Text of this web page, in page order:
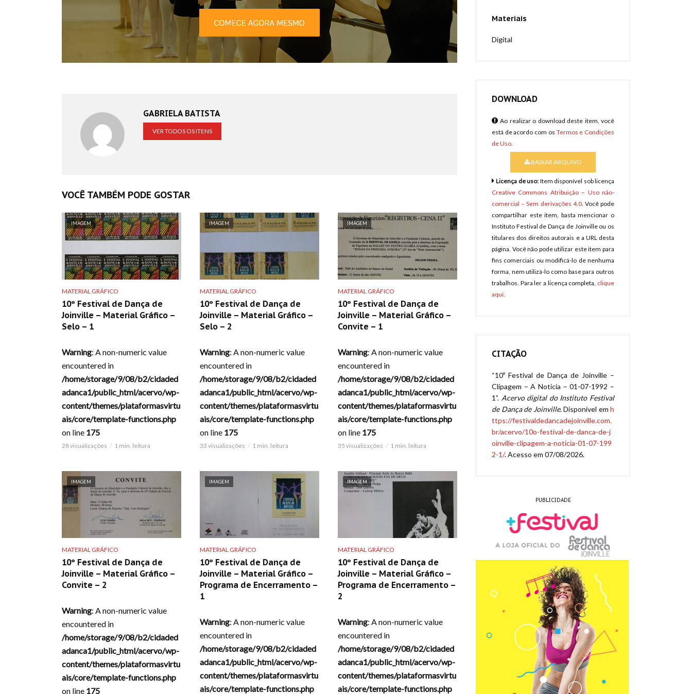
GABRIELA BATISTA
VER TODOS OS ITENS
VOCÊ TAMBÉM PODE GOSTAR
IMAGEM
MATERIAL GRÁFICO
10º Festival de Dança de
Joinville – Material Gráfico –
Selo – 1
Warning: A non-numeric value
encountered in
/home/storage/9/08/b2/cidaded
adanca1/public_html/acervo/wp-
content/themes/plataformasvirtu
ais/core/template-functions.php
on line 175
28 visualizações 1 min. leitura
IMAGEM
MATERIAL GRÁFICO
10º Festival de Dança de
Joinville – Material Gráfico –
Selo – 2
Warning: A non-numeric value
encountered in
/home/storage/9/08/b2/cidaded
adanca1/public_html/acervo/wp-
content/themes/plataformasvirtu
ais/core/template-functions.php
on line 175
33 visualizações 1 min. leitura
IMAGEM
MATERIAL GRÁFICO
10º Festival de Dança de
Joinville – Material Gráfico –
Convite – 1
Warning: A non-numeric value
encountered in
/home/storage/9/08/b2/cidaded
adanca1/public_html/acervo/wp-
content/themes/plataformasvirtu
ais/core/template-functions.php
on line 175
35 visualizações 1 min. leitura
IMAGEM
MATERIAL GRÁFICO
10º Festival de Dança de
Joinville – Material Gráfico –
Convite – 2
Warning: A non-numeric value
encountered in
/home/storage/9/08/b2/cidaded
adanca1/public_html/acervo/wp-
content/themes/plataformasvirtu
ais/core/template-functions.php
on line 175
IMAGEM
MATERIAL GRÁFICO
10º Festival de Dança de
Joinville – Material Gráfico –
Programa de Encerramento –
1
Warning: A non-numeric value
encountered in
/home/storage/9/08/b2/cidaded
adanca1/public_html/acervo/wp-
content/themes/plataformasvirtu
ais/core/template-functions.php
IMAGEM
MATERIAL GRÁFICO
10º Festival de Dança de
Joinville – Material Gráfico –
Programa de Encerramento –
2
Warning: A non-numeric value
encountered in
/home/storage/9/08/b2/cidaded
adanca1/public_html/acervo/wp-
content/themes/plataformasvirtu
ais/core/template-functions.php
Materiais
Digital
DOWNLOAD
Ao realizar o download deste item, você
está de acordo com os Termos e Condições
de Uso.
BAIXAR ARQUIVO
Licença de uso: Item disponível sob licença
Creative Commons Atribuição – Uso não-
comercial – Sem derivações 4.0. Você pode
compartilhar este item, basta mencionar o
Instituto Festival de Dança de Joinville ou os
titulares dos direitos autorais e a URL desta
página. Você não pode utilizar este item para
fins comerciais ou modificá-lo de nenhuma
forma, nem utilizá-lo como base para outros
trabalhos. Para ler a licença completa, clique
aqui.
CITAÇÃO
“10º Festival de Dança de Joinville –
Clipagem – A Notícia – 01-07-1992 –
1”. Acervo digital do Instituto Festival
de Dança de Joinville. Disponível em h
ttps://festivaldedancadejoinville.com.
br/acervo/10o-festival-de-danca-de-j
oinville-clipagem-a-noticia-01-07-199
2-1/. Acesso em 07/08/2026.
PUBLICIDADE